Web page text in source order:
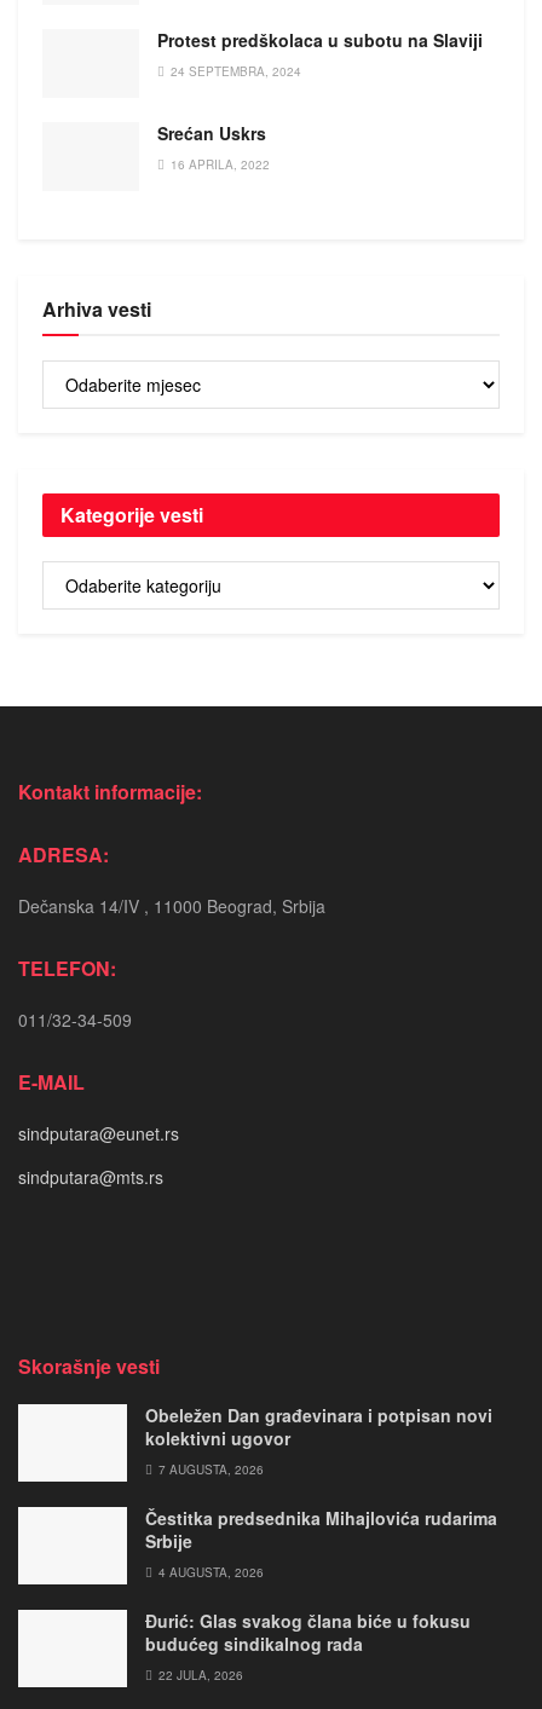
Protest predškolaca u subotu na Slaviji
24 SEPTEMBRA, 2024
Srećan Uskrs
16 APRILA, 2022
Arhiva vesti
Arhiva
vesti
Kategorije vesti
Kategorije
vesti
Kontakt informacije:
ADRESA:
Dečanska 14/IV , 11000 Beograd, Srbija
TELEFON:
011/32-34-509
E-MAIL
sindputara@eunet.rs
sindputara@mts.rs
Skorašnje vesti
Obeležen Dan građevinara i potpisan novi
kolektivni ugovor
7 AUGUSTA, 2026
Čestitka predsednika Mihajlovića rudarima
Srbije
4 AUGUSTA, 2026
Đurić: Glas svakog člana biće u fokusu
budućeg sindikalnog rada
22 JULA, 2026